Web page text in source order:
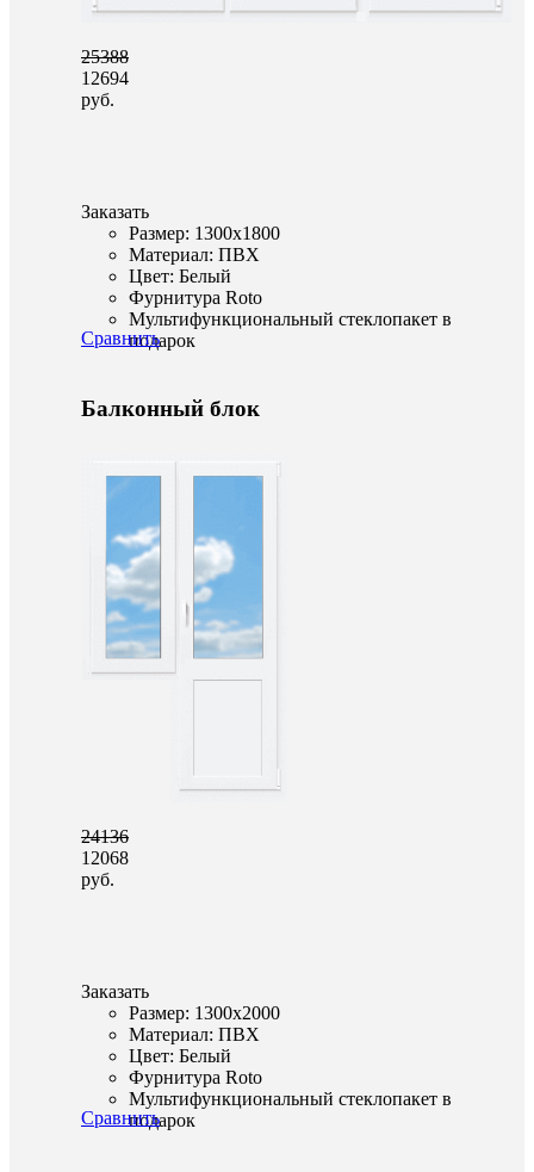
25388
12694
руб.
Заказать
Размер: 1300x1800
Материал: ПВХ
Цвет: Белый
Фурнитура Roto
Мультифункциональный стеклопакет в
подарок
Сравнить
Балконный блок
24136
12068
руб.
Заказать
Размер: 1300x2000
Материал: ПВХ
Цвет: Белый
Фурнитура Roto
Мультифункциональный стеклопакет в
подарок
Сравнить